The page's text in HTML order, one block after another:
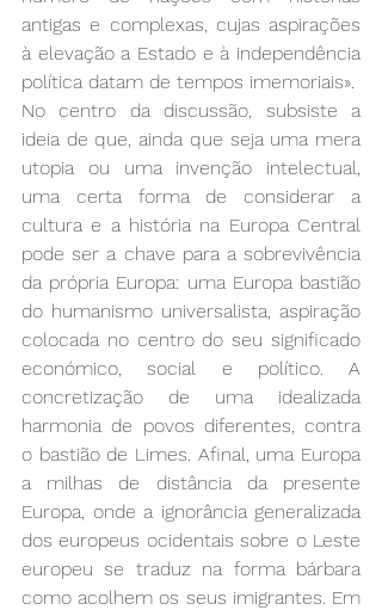
antigas e complexas, cujas aspirações
à elevação a Estado e à independência
política datam de tempos imemoriais».
No centro da discussão, subsiste a
ideia de que, ainda que seja uma mera
utopia ou uma invenção intelectual,
uma certa forma de considerar a
cultura e a história na Europa Central
pode ser a chave para a sobrevivência
da própria Europa: uma Europa bastião
do humanismo universalista, aspiração
colocada no centro do seu significado
económico, social e político. A
concretização de uma idealizada
harmonia de povos diferentes, contra
o bastião de Limes. Afinal, uma Europa
a milhas de distância da presente
Europa, onde a ignorância generalizada
dos europeus ocidentais sobre o Leste
europeu se traduz na forma bárbara
como acolhem os seus imigrantes. Em